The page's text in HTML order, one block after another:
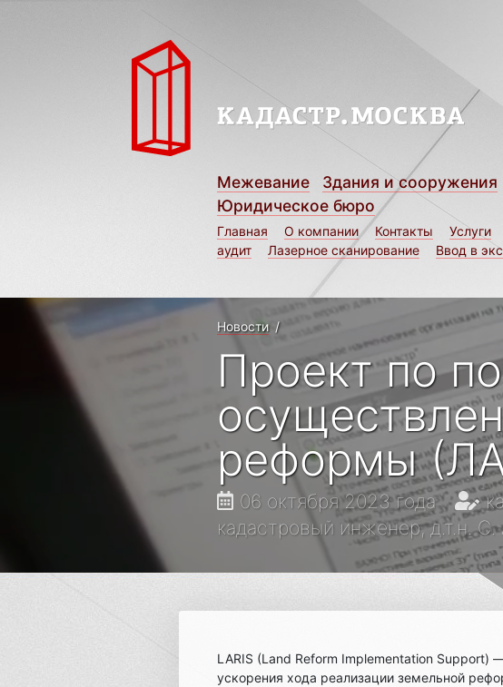
Межевание Здания и сооружения
Юридическое бюро
Главная О компании Контакты Услуги
аудит
Лазерное сканирование Ввод в
Новости /
Проект по
реформы
06 октября 2023 года
кадастровый инженер, д.т.н. С.
LARIS (Land Reform Implementation
ускорения хода реализации земельной